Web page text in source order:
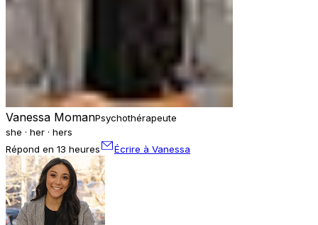
Vanessa MomanPsychothérapeute
she · her · hers
Répond en 13 heures
Écrire à Vanessa